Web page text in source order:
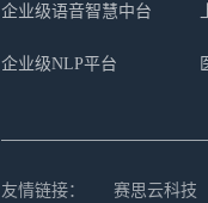
企业级语音智慧中台
企业级NLP平台
友情链接： 赛思云科技